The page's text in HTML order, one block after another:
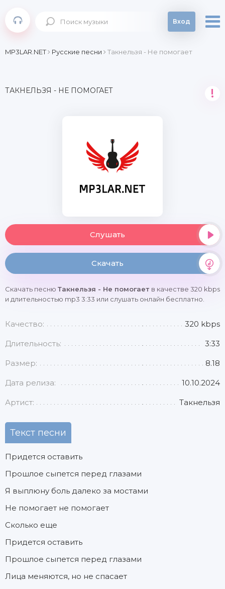
Вход
MP3LAR.NET Русские песни Такнельзя - Не помогает
ТАКНЕЛЬЗЯ - НЕ ПОМОГАЕТ !
Слушать
Скачать
Скачать песню Такнельзя - Не помогает в качестве 320 kbps
и длительностью mp3 3:33 или слушать онлайн бесплатно.
Качество: 320 kbps
Длительность: 3:33
Размер: 8.18
Дата релиза: 10.10.2024
Артист: Такнельзя
Текст песни
Придется оставить
Прошлое сыпется перед глазами
Я выплюну боль далеко за мостами
Не помогает не помогает
Сколько еще
Придется оставить
Прошлое сыпется перед глазами
Лица меняются, но не спасает